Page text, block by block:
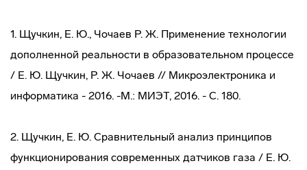
1. Щучкин, Е. Ю., Чочаев Р. Ж. Применение технологии
дополненной реальности в образовательном процессе
/ Е. Ю. Щучкин, Р. Ж. Чочаев // Микроэлектроника и
информатика - 2016. -М.: МИЭТ, 2016. - С. 180.
2. Щучкин, Е. Ю. Сравнительный анализ принципов
функционирования современных датчиков газа / Е. Ю.